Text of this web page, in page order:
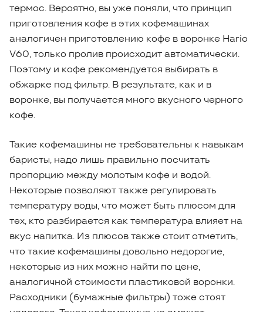
термос. Вероятно, вы уже поняли, что принцип
приготовления кофе в этих кофемашинах
аналогичен приготовлению кофе в воронке Hario
V60, только пролив происходит автоматически.
Поэтому и кофе рекомендуется выбирать в
обжарке под фильтр. В результате, как и в
воронке, вы получается много вкусного черного
кофе.
Такие кофемашины не требовательны к навыкам
баристы, надо лишь правильно посчитать
пропорцию между молотым кофе и водой.
Некоторые позволяют также регулировать
температуру воды, что может быть плюсом для
тех, кто разбирается как температура влияет на
вкус напитка. Из плюсов также стоит отметить,
что такие кофемашины довольно недорогие,
некоторые из них можно найти по цене,
аналогичной стоимости пластиковой воронки.
Расходники (бумажные фильтры) тоже стоят